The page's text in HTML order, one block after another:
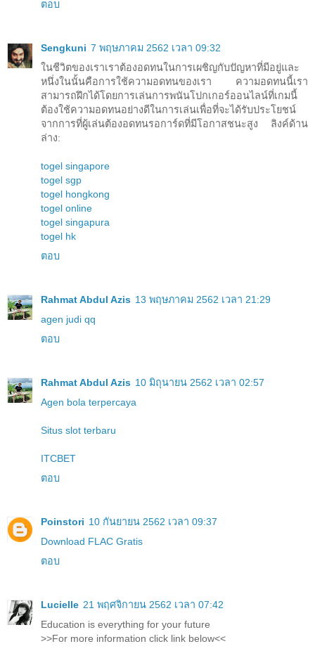
ตอบ
Sengkuni 7 พฤษภาคม 2562 เวลา 09:32
ในชีวิตของเราเราต้องอดทนในการเผชิญกับปัญหาที่มีอยู่และ
หนึ่งในนั้นคือการใช้ความอดทนของเรา ความอดทนนี้เรา
สามารถฝึกได้โดยการเล่นการพนันโปกเกอร์ออนไลน์ที่เกมนี้
ต้องใช้ความอดทนอย่างดีในการเล่นเพื่อที่จะได้รับประโยชน์
จากการที่ผู้เล่นต้องอดทนรอการ์ดที่มีโอกาสชนะสูง ลิงค์ด้าน
ล่าง:
togel singapore
togel sgp
togel hongkong
togel online
togel singapura
togel hk
ตอบ
Rahmat Abdul Azis 13 พฤษภาคม 2562 เวลา 21:29
agen judi qq
ตอบ
Rahmat Abdul Azis 10 มิถุนายน 2562 เวลา 02:57
Agen bola terpercaya
Situs slot terbaru
ITCBET
ตอบ
Poinstori 10 กันยายน 2562 เวลา 09:37
Download FLAC Gratis
ตอบ
Lucielle 21 พฤศจิกายน 2562 เวลา 07:42
Education is everything for your future
>>For more information click link below<<